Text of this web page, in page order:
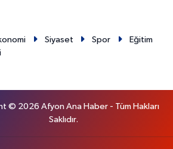
Siyaset Spor
Eğitim
© 2026 Afyon Ana Haber - Tüm Hakları
Saklıdır.